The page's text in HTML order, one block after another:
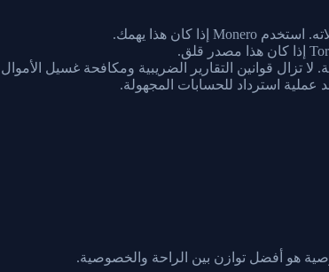
تزال قوانين التقارير الضريبية ومكافحة غسيل
استرداد للحسابات المجهولة.
هو أفضل توازن بين الراحة والخصوصية.